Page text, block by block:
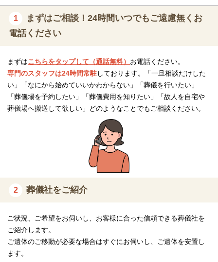
1
まずはご相談！24時間いつでもご遠慮無くお
電話ください
まずはこちらをタップして（通話無料） お電話ください。
専門のスタッフは24時間常駐しております。「一旦相談だけした
い」「なにから始めていいかわからない」「葬儀を行いたい」
「葬儀場を予約したい」「葬儀費用を知りたい」「故人を自宅や
葬儀場へ搬送して欲しい」どのようなことでもご相談ください。
2 葬儀社をご紹介
ご状況、ご希望をお伺いし、お客様に合った信頼できる葬儀社を
ご紹介します。
ご遺体のご移動が必要な場合はすぐにお伺いし、ご遺体を安置し
ます。